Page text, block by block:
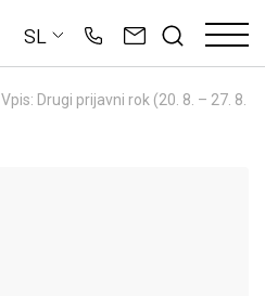
SL
Vpis: Drugi prijavni rok (20. 8. – 27. 8.